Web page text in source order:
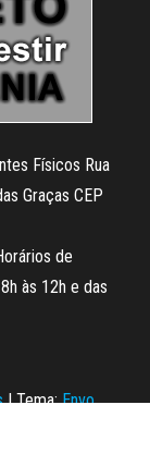
Físicos Rua
Graças CEP
de
às 12h e das
|Tema:Envo